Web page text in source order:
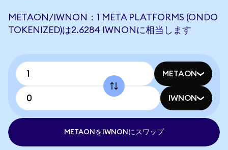
METAON/IWNON：1 META PLATFORMS (ONDO
TOKENIZED)は2.6284 IWNONに相当します
METAON
IWNON
METAONをIWNONにスワップ